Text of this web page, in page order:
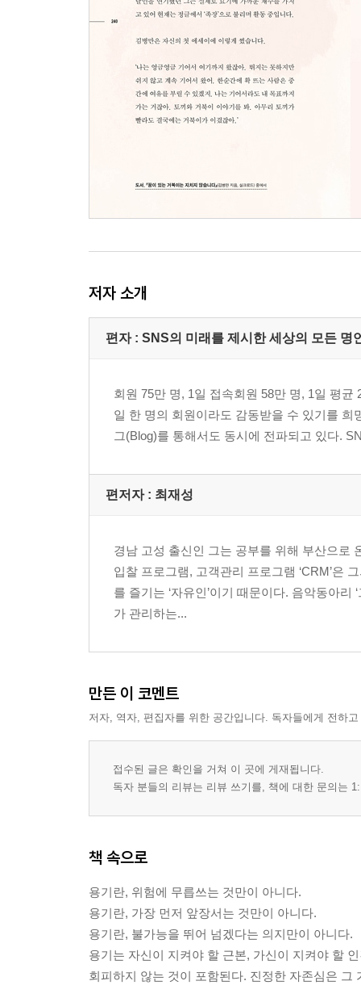
저자 소개
편자 : SNS의 미래를 제시한 세상의 모든 명
회원 75만 명, 1일 접속회원 58만 명, 1일 평
일 한 명의 회원이라도 감동받을 수 있기를
그(Blog)를 통해서도 동시에 전파되고 있다.
편저자 : 최재성
경남 고성 출신인 그는 공부를 위해 부산으로
입찰 프로그램, 고객관리 프로그램 ‘CRM’은
를 즐기는 ‘자유인’이기 때문이다. 음악동아리
가 관리하는...
만든 이 코멘트
저자, 역자, 편집자를 위한 공간입니다. 독자들에게 전하
접수된 글은 확인을 거쳐 이 곳에 게재됩니다.
독자 분들의 리뷰는 리뷰 쓰기를, 책에 대한 문의는
책 속으로
용기란, 위험에 무릅쓰는 것만이 아니다.
용기란, 가장 먼저 앞장서는 것만이 아니다.
용기란, 불가능을 뛰어 넘겠다는 의지만이 아니다.
용기는 자신이 지켜야 할 근본, 가신이 지켜야 할
회피하지 않는 것이 포함된다. 진정한 자존심은 그